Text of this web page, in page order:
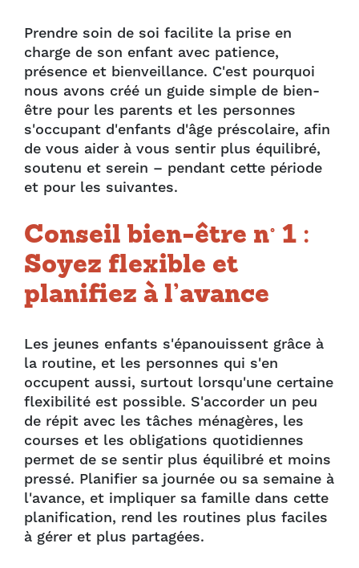
Prendre soin de soi facilite la prise en
charge de son enfant avec patience,
présence et bienveillance. C'est pourquoi
nous avons créé un guide simple de bien-
être pour les parents et les personnes
s'occupant d'enfants d'âge préscolaire, afin
de vous aider à vous sentir plus équilibré,
soutenu et serein – pendant cette période
et pour les suivantes.
Conseil bien-être n° 1 :
Soyez flexible et
planifiez à l’avance
Les jeunes enfants s'épanouissent grâce à
la routine, et les personnes qui s'en
occupent aussi, surtout lorsqu'une certaine
flexibilité est possible. S'accorder un peu
de répit avec les tâches ménagères, les
courses et les obligations quotidiennes
permet de se sentir plus équilibré et moins
pressé. Planifier sa journée ou sa semaine à
l'avance, et impliquer sa famille dans cette
planification, rend les routines plus faciles
à gérer et plus partagées.